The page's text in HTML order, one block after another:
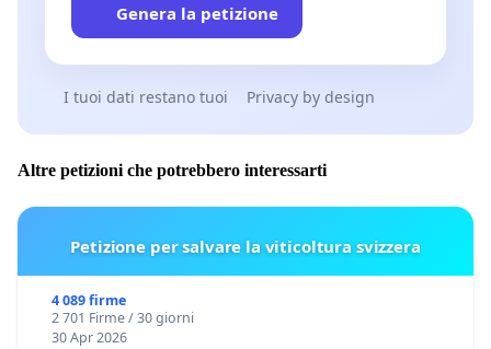
Genera la petizione
I tuoi dati restano tuoi Privacy by design
Altre petizioni che potrebbero interessarti
Petizione per salvare la viticoltura svizzera
4 089 firme
2 701 Firme / 30 giorni
30 Apr 2026